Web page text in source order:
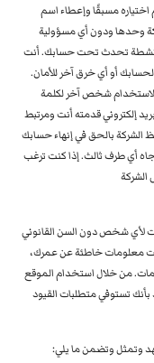
مسبقًا وإعطاء اسم
وحدها ودون أي مسؤولية
أنشطة تحدث تحت حسابك. أنت
أو أي خرق آخر للأمان.
لاستخدام شخص آخر لكلمة
إلكتروني قدمته أنت ومرتبط
الشركة بالحق في إنهاء حسابك
أي طرف ثالث. إذا كنت ترغب
الشركة
لأي شخص دون السن القانوني
عمره عن 18 عامًا. إذا قدمت معلومات خاطئة عن عمرك،
من خلال استخدام الموقع
تستوفي متطلبات القيود
وتمثل وتضمن ما يلي: